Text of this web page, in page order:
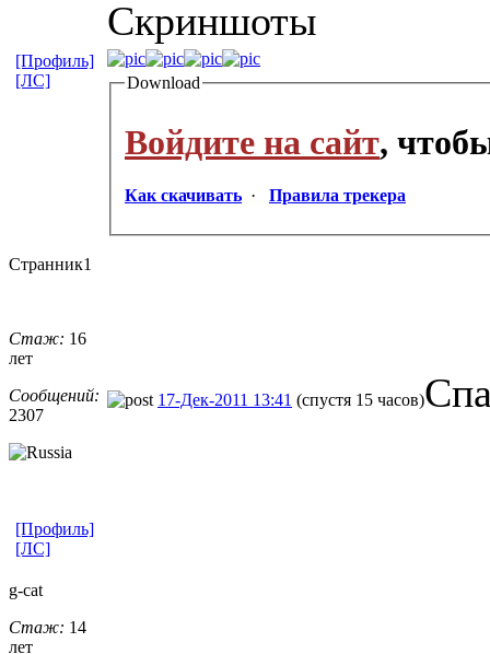
Скриншоты
Download
Войдите на сайт,
Как скачивать · Правила трекера
[Профиль]
[ЛС]
Странник1
Стаж: 16
лет
Сообщений:
2307
17-Дек-2011 13:41 (спустя 15 часов)
[Профиль]
[ЛС]
g-cat
Стаж: 14
лет